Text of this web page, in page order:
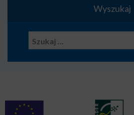
Wyszukaj